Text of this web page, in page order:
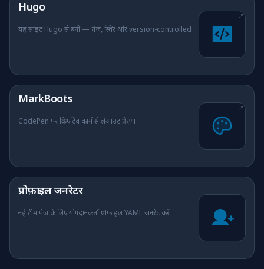
Hugo(नई टैब में खुलता है)
यह साइट Hugo से बनी — तेज़, स्थिर और version-controlled।
↗
MarkBoots(नई टैब में खुलता है)
CodePen पर क्रिएटिव कार्य से लेआउट प्रेरणा।
↗
प्रोफ़ाइल जनरेटर
नई टीम पेज के लिए योगदानकर्ता प्रोफ़ाइल YAML जनरेट करें।